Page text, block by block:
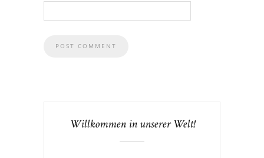
Willkommen in unserer Welt!